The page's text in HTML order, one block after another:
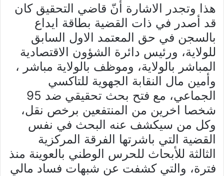
هذا وتجدر الاشارة أنّ قاضي التحقيق كان
قد أصدر في ذات القضية بطاقة ايداع
بالسجن في حق المعتمد الاول السابق
للولاية، ورئيس دائرة الشؤون الاقتصادية
المباشر بالولاية، وموظف بالولاية مباشر ،
وأمين مال النقابة الجهوية للتاكسي
الجماعي، مع فتح بحث تحقيقي ضد 95
شخصا اخرين من المنتفعين برخص نقل،
وكل من سيكشف عنه البحث في نفس
القضية التي باشرتها الفرقة المركزية
الثالثة للأبحاث للحرس الوطني بالعوينة منذ
فترة، والتي كشفت عن شبهات فساد مالي